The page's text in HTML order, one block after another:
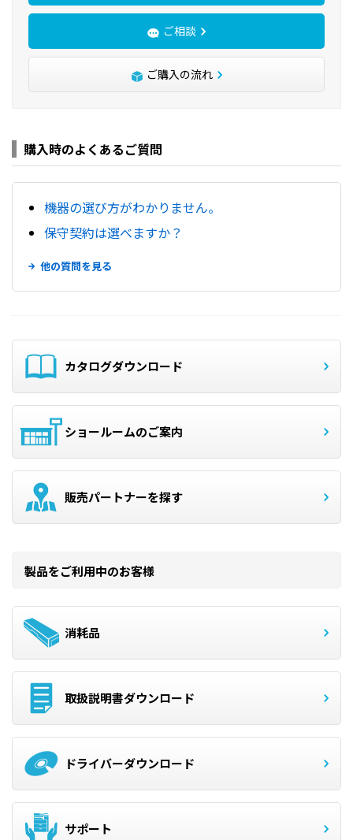
ご相談
ご購入の流れ
購入時のよくあるご質問
機器の選び方がわかりません。
保守契約は選べますか？
他の質問を見る
カタログダウンロード
ショールームのご案内
販売パートナーを探す
製品をご利用中のお客様
消耗品
取扱説明書ダウンロード
ドライバーダウンロード
サポート